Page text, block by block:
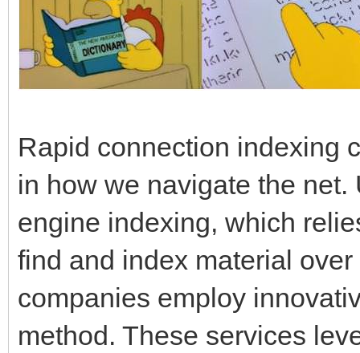
Rapid connection indexing
in how we navigate the
engine indexing, which
find and index material
companies employ
method. These services